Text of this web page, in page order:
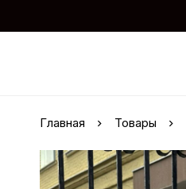
Главная Товары